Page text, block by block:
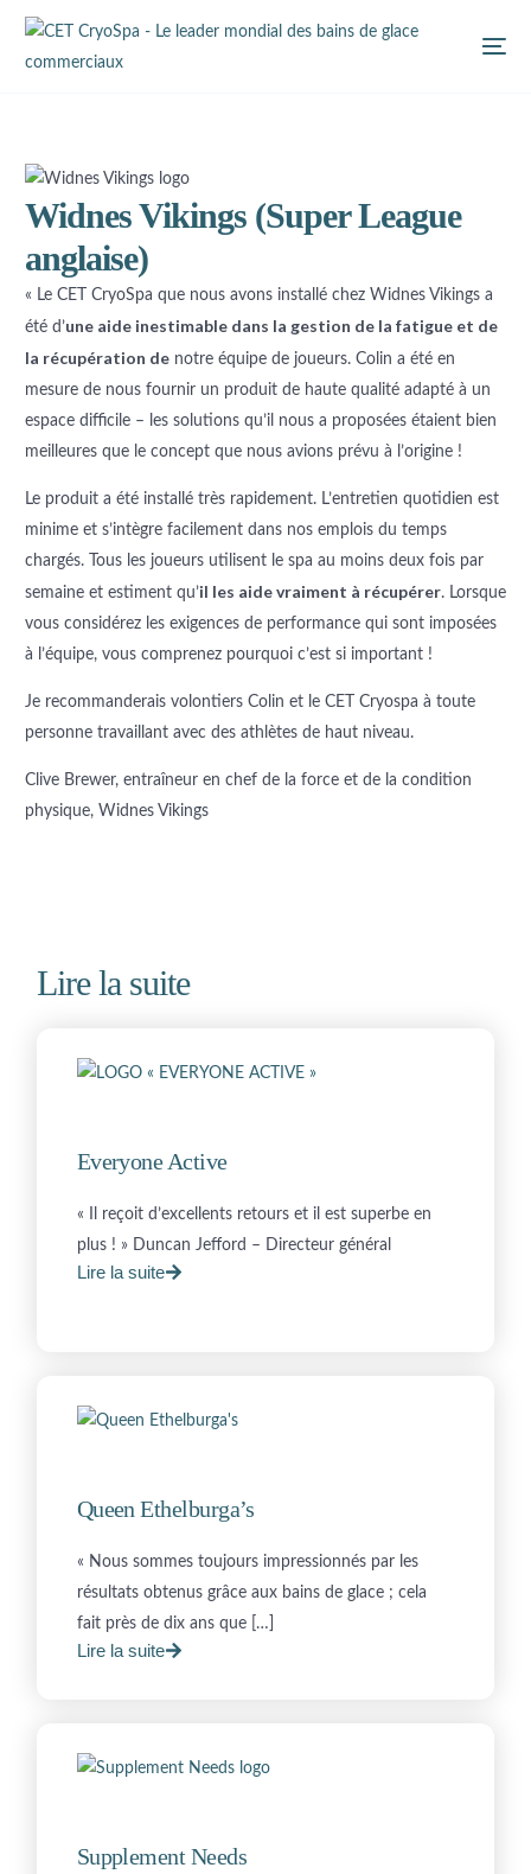
Widnes Vikings (Super League
anglaise)
« Le CET CryoSpa que nous avons installé chez Widnes Vikings a
été d’une aide inestimable dans la gestion de la fatigue et de
la récupération denotre équipe de joueurs. Colin a été en
mesure de nous fournir un produit de haute qualité adapté à un
espace difficile – les solutions qu’il nous a proposées étaient bien
meilleures que le concept que nous avions prévu à l’origine !
Le produit a été installé très rapidement. L’entretien quotidien est
minime et s’intègre facilement dans nos emplois du temps
chargés. Tous les joueurs utilisent le spa au moins deux fois par
semaine et estiment qu’il les aide vraiment à récupérer. Lorsque
vous considérez les exigences de performance qui sont imposées
à l’équipe, vous comprenez pourquoi c’est si important !
Je recommanderais volontiers Colin et le CET Cryospa à toute
personne travaillant avec des athlètes de haut niveau.
Clive Brewer, entraîneur en chef de la force et de la condition
physique, Widnes Vikings
Lire la suite
Everyone Active
« Il reçoit d’excellents retours et il est superbe en
plus ! » Duncan Jefford – Directeur général
Lire la suite
Queen Ethelburga’s
« Nous sommes toujours impressionnés par les
résultats obtenus grâce aux bains de glace ; cela
fait près de dix ans que […]
Lire la suite
Supplement Needs